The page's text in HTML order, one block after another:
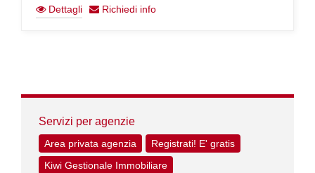
Dettagli Richiedi info
Servizi per agenzie
Area privata agenzia
Registrati! E' gratis
Kiwi Gestionale Immobiliare